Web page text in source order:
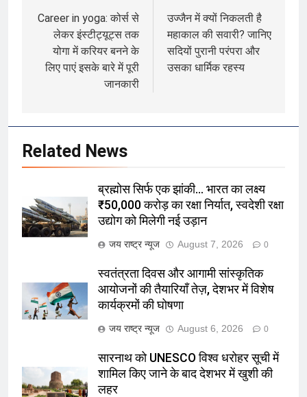
navigation
Career in yoga: कोर्स से
लेकर इंस्टीट्यूट्स तक
योगा में करियर बनने के
लिए पाएं इसके बारे में पूरी
जानकारी
उज्जैन में क्यों निकलती है
महाकाल की सवारी? जानिए
सदियों पुरानी परंपरा और
उसका धार्मिक रहस्य
Related News
ब्रह्मोस सिर्फ एक झांकी… भारत का लक्ष्य
₹50,000 करोड़ का रक्षा निर्यात, स्वदेशी रक्षा
उद्योग को मिलेगी नई उड़ान
जय राष्ट्र न्यूज August 7, 2026 0
स्वतंत्रता दिवस और आगामी सांस्कृतिक
आयोजनों की तैयारियाँ तेज़, देशभर में विशेष
कार्यक्रमों की घोषणा
जय राष्ट्र न्यूज August 6, 2026 0
सारनाथ को UNESCO विश्व धरोहर सूची में
शामिल किए जाने के बाद देशभर में खुशी की
लहर